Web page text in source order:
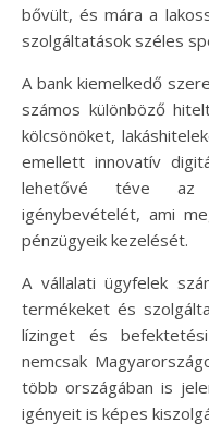
bővült, és mára a
szolgáltatások széles
A bank kiemelkedő
számos különböző
kölcsönöket,
emellett innovatív
lehetővé téve az
igénybevételét, ami
pénzügyeik kezelését.
A vállalati ügyfelek
termékeket és
lízinget és
nemcsak
több országában is
igényeit is képes